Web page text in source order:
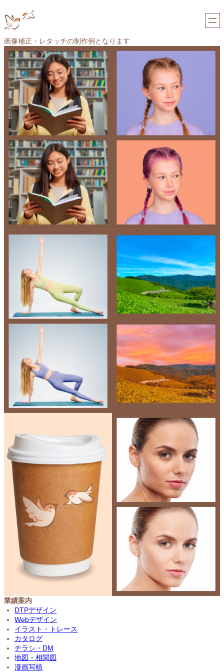
容
を
ス
キ
ッ
プ
画像補正・レタッチの制作例となります
業績案内
DTPデザイン
Webデザイン
イラスト・トレース
カタログ
チラシ・DM
地図・相関図
漫画写植